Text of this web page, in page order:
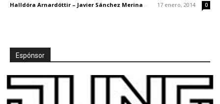
Halldóra Arnardóttir – Javier Sánchez Merina - 17 enero, 2014 0
Espónsor